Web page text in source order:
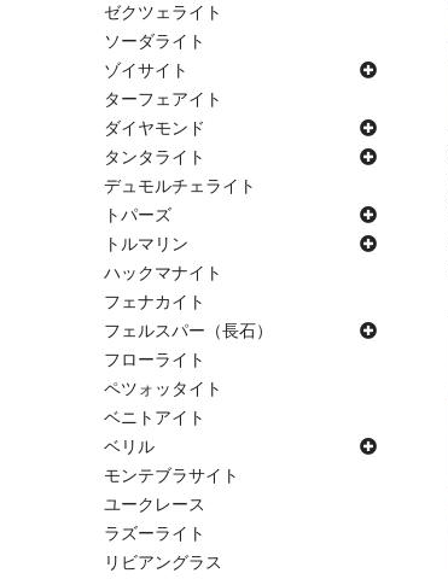
ゼクツェライト
ソーダライト
ゾイサイト
ターフェアイト
ダイヤモンド
タンタライト
デュモルチェライト
トパーズ
トルマリン
ハックマナイト
フェナカイト
フェルスパー（長石）
フローライト
ペツォッタイト
ベニトアイト
ベリル
モンテブラサイト
ユークレース
ラズーライト
リビアングラス